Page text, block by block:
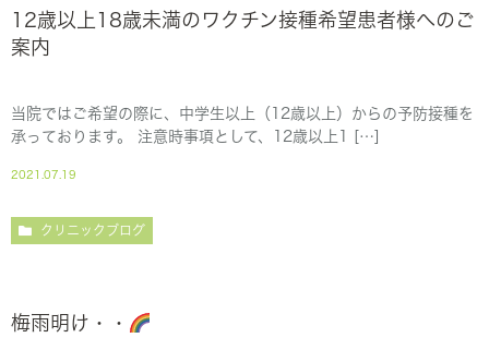
12歳以上18歳未満のワクチン接種希望患者様へのご
案内
当院ではご希望の際に、中学生以上（12歳以上）からの予防接種を
承っております。 注意時事項として、12歳以上1 […]
2021.07.19
クリニックブログ
梅雨明け・・